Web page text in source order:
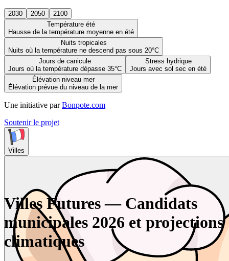
2030 2050
2100
Température été
Hausse de la température moyenne en été
Nuits tropicales
Nuits où la température ne descend pas sous 20°C
Jours de canicule
Jours où la température dépasse 35°C
Stress hydrique
Jours avec sol sec en été
Élévation niveau mer
Élévation prévue du niveau de la mer
Une initiative par Bonpote.com
Soutenir le projet
Villes
Villes Futures — Candidats
municipales 2026 et projections
climatiques